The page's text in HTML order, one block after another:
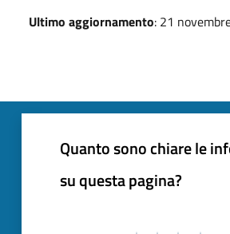
Ultimo aggiornamento: 21
Quanto sono chiare le
su questa pagina?